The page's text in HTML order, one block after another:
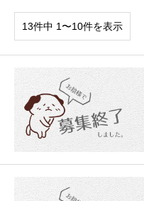
13件中 1〜10件を表示